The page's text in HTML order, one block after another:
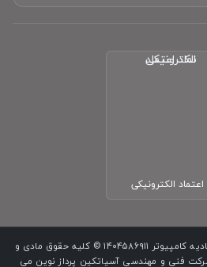
اعتماد الکترونیکی
نظام صنفی رایانه ۴۱۰۱۰۵۴۶ - اتحادیه کامپیوتر ۱۴۰۴۵۸۶۹۱۱ © کلیه حقوق مادی و
فنی و مهندسی آسیاتکین پرداز نوین می